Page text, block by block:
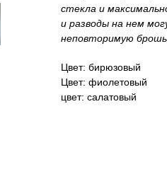
стекла и
и разводы на нем
неповторимую
Цвет: бирюзовый
Цвет: фиолетовый
цвет: салатовый